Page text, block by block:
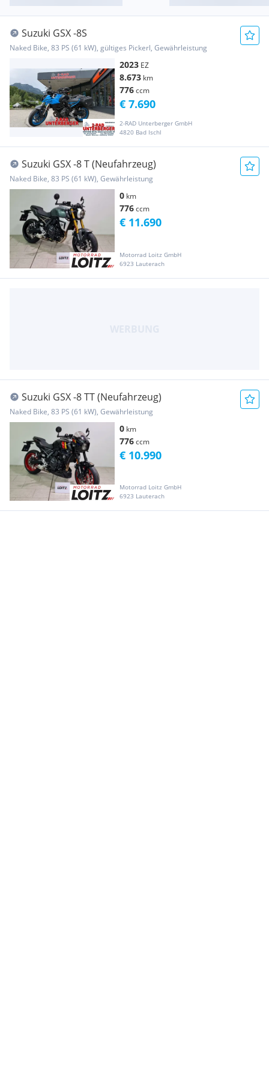
Suzuki GSX -8S
Naked Bike, 83 PS (61 kW), gültiges Pickerl, Gewährleistung
2023 EZ
8.673 km
776ccm
2-RAD Unterberger GmbH
4820 Bad Ischl
€ 7.690
Suzuki GSX -8 T (Neufahrzeug)
Naked Bike, 83 PS (61 kW), Gewährleistung
0 km
776ccm
Motorrad Loitz GmbH
6923 Lauterach
€ 11.690
Suzuki GSX -8 TT (Neufahrzeug)
Naked Bike, 83 PS (61 kW), Gewährleistung
0 km
776ccm
Motorrad Loitz GmbH
6923 Lauterach
€ 10.990